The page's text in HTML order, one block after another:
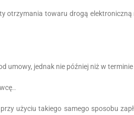
otrzymania towaru drogą elektroniczną
umowy, jednak nie później niż w
użyciu takiego samego sposobu